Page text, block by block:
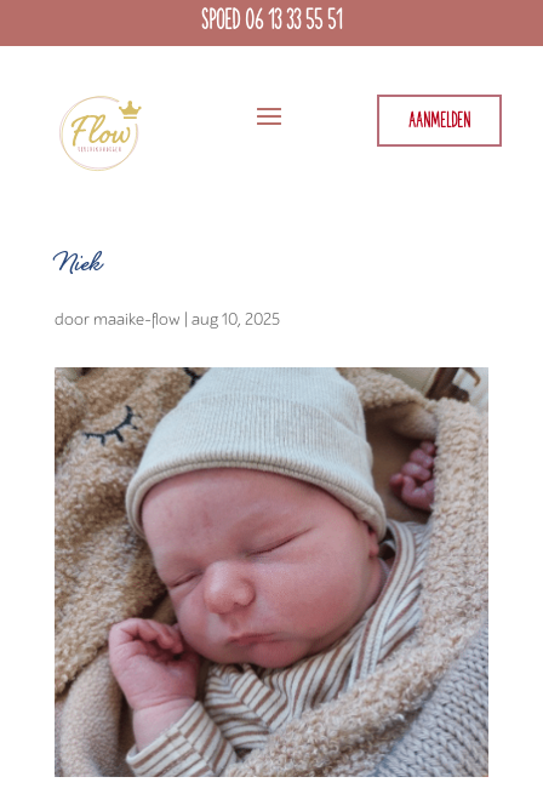
SPOED 06 13 33 55 51
AANMELDEN
Niek
door maaike-flow | aug 10, 2025